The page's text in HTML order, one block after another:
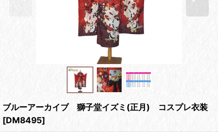
ブルーアーカイブ 獅子堂イズミ(正月) コスプレ衣装
[DM8495]